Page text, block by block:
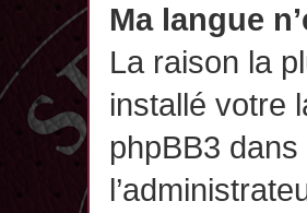
Ma langue
La raison la
installé votre
phpBB3